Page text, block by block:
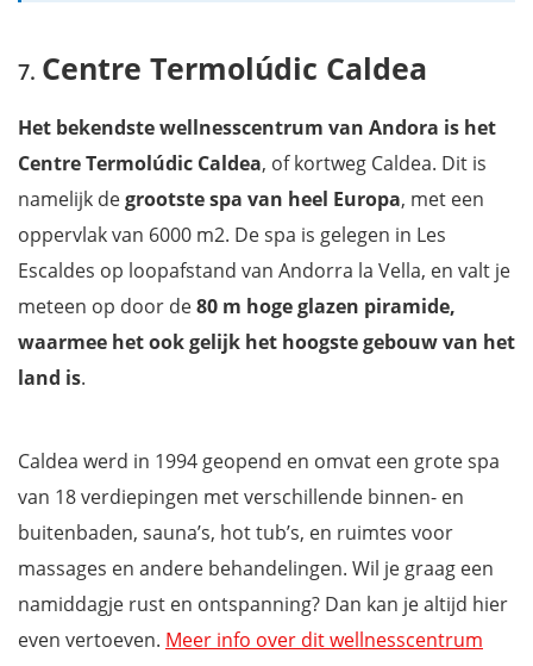
Centre Termolúdic Caldea
Het bekendste wellnesscentrum van Andora is het
Centre Termolúdic Caldea, of kortweg Caldea. Dit is
namelijk degrootste spa van heel Europa, met een
oppervlak van 6000 m2. De spa is gelegen in Les
Escaldes op loopafstand van Andorra la Vella, en valt je
meteen op door de80 m hoge glazen piramide,
waarmee het ook gelijk het hoogste gebouw van het
land is.
Caldea werd in 1994 geopend en omvat een grote spa
van 18 verdiepingen met verschillende binnen- en
buitenbaden, sauna’s, hot tub’s, en ruimtes voor
massages en andere behandelingen. Wil je graag een
namiddagje rust en ontspanning? Dan kan je altijd hier
even vertoeven. Meer info over dit wellnesscentrum